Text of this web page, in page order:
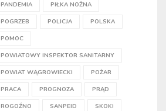
PANDEMIA PIŁKA NOŻNA
POGRZEB POLICJA POLSKA
POMOC
POWIATOWY INSPEKTOR SANITARNY
POWIAT WĄGROWIECKI POŻAR
PRACA PROGNOZA PRĄD
ROGOŹNO SANPEID SKOKI